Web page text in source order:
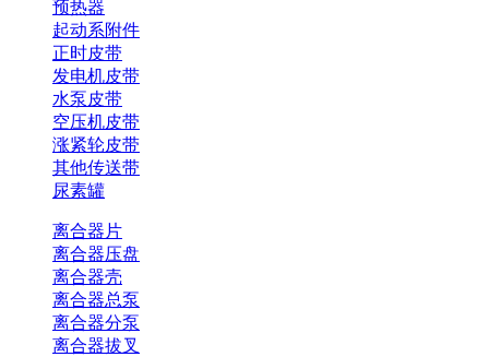
预热器
起动系附件
正时皮带
发电机皮带
水泵皮带
空压机皮带
涨紧轮皮带
其他传送带
尿素罐
离合器片
离合器压盘
离合器壳
离合器总泵
离合器分泵
离合器拔叉